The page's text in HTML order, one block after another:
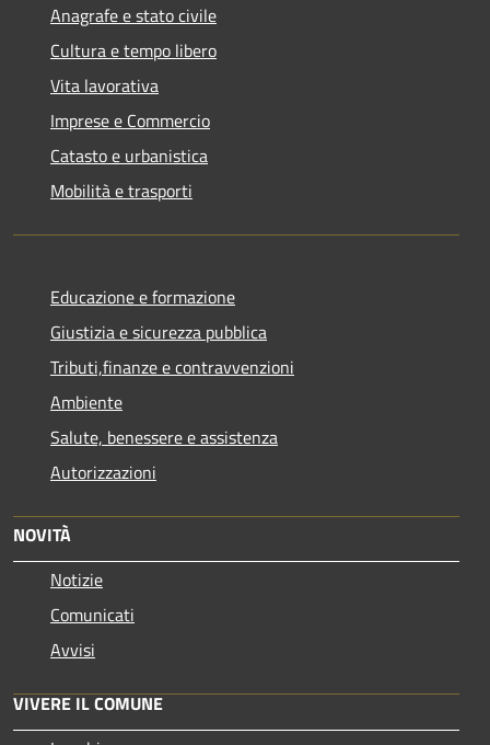
Anagrafe e stato civile
Cultura e tempo libero
Vita lavorativa
Imprese e Commercio
Catasto e urbanistica
Mobilità e trasporti
Educazione e formazione
Giustizia e sicurezza pubblica
Tributi,finanze e contravvenzioni
Ambiente
Salute, benessere e assistenza
Autorizzazioni
NOVITÀ
Notizie
Comunicati
Avvisi
VIVERE IL COMUNE